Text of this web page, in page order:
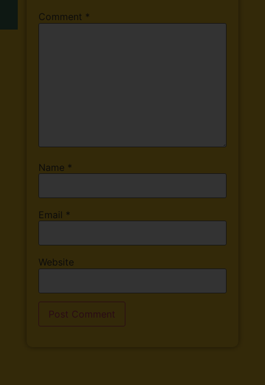
Comment *
Name *
Email *
Website